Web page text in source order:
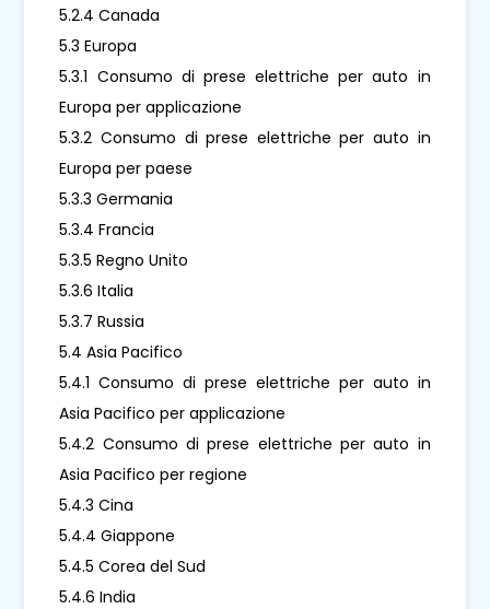
5.2.4 Canada
5.3 Europa
5.3.1 Consumo di prese elettriche per auto in
Europa per applicazione
5.3.2 Consumo di prese elettriche per auto in
Europa per paese
5.3.3 Germania
5.3.4 Francia
5.3.5 Regno Unito
5.3.6 Italia
5.3.7 Russia
5.4 Asia Pacifico
5.4.1 Consumo di prese elettriche per auto in
Asia Pacifico per applicazione
5.4.2 Consumo di prese elettriche per auto in
Asia Pacifico per regione
5.4.3 Cina
5.4.4 Giappone
5.4.5 Corea del Sud
5.4.6 India